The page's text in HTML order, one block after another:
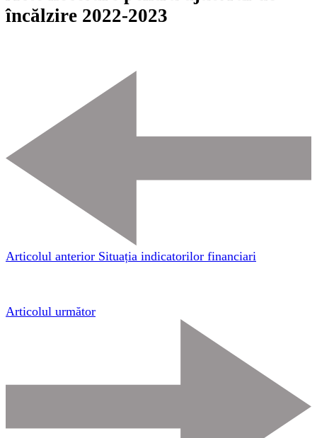
încălzire 2022-2023
Articolul anterior Situația indicatorilor financiari
Articolul următor